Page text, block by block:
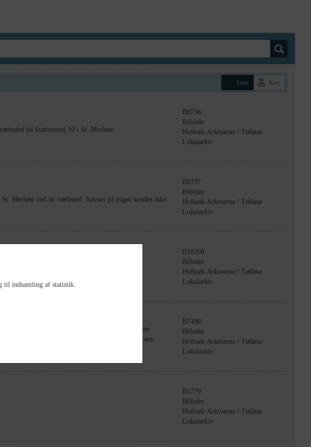
Liste Kort
på Stationsvej 10 i St. Merløse.
B8736
Billeder
Holbæk-Arkiverne / Tølløse
Lokalarkiv
Merløse ved sit værksted. Navnet på pigen kendes ikke.
B8737
Billeder
Holbæk-Arkiverne / Tølløse
Lokalarkiv
B18200
Billeder
Holbæk-Arkiverne / Tølløse
Lokalarkiv
Kullegårdsvej 15, Ugerløse. Fra v.: Edith og Arne
og Henning Jensen. Ida og Gunner Frovst Petersen.
Erik Ravn.
B7490
Billeder
Holbæk-Arkiverne / Tølløse
Lokalarkiv
B1779
Billeder
Holbæk-Arkiverne / Tølløse
Lokalarkiv
til indsamling af statistik.